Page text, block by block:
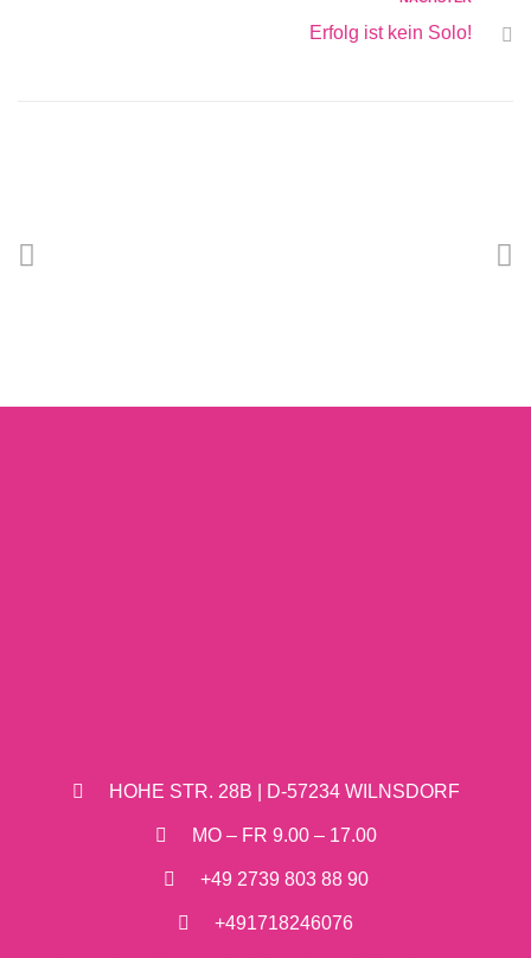
Erfolg ist kein Solo!
HOHE STR. 28B | D-57234 WILNSDORF
MO – FR 9.00 – 17.00
+49 2739 803 88 90
+491718246076